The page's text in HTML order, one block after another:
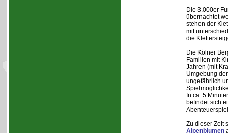
Die 3.000er
übernachtet
stehen der
mit
die
Die Kölner
Familien mit
Jahren (mit
Umgebung
ungefährlich
In ca. 5
befindet sich
Zu dieser Zeit
Alpenblumen